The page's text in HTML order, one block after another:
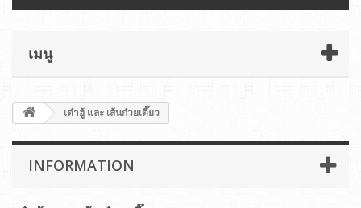
เมนู
เต๋าฮู้ และ เส้นก๋วยเตี๊ยว
INFORMATION